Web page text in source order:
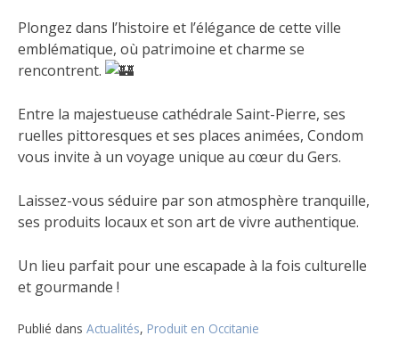
Plongez dans l’histoire et l’élégance de cette ville
emblématique, où patrimoine et charme se
rencontrent.
Entre la majestueuse cathédrale Saint-Pierre, ses
ruelles pittoresques et ses places animées, Condom
vous invite à un voyage unique au cœur du Gers.
Laissez-vous séduire par son atmosphère tranquille,
ses produits locaux et son art de vivre authentique.
Un lieu parfait pour une escapade à la fois culturelle
et gourmande !
Publié dans Actualités, Produit en Occitanie